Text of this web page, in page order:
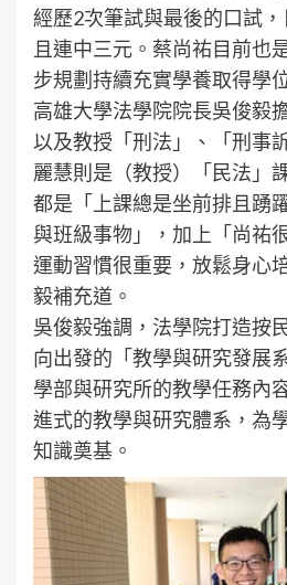
經歷2次筆試與最後的口試
且連中三元。蔡尚祐目前也
步規劃持續充實學養取得學
高雄大學法學院院長吳俊毅
以及教授「刑法」、「刑事
麗慧則是（教授）「民法」
都是「上課總是坐前排且踴
與班級事物」，加上「尚祐
運動習慣很重要，放鬆身心
毅補充道。
吳俊毅強調，法學院打造按
向出發的「教學與研究發展
學部與研究所的教學任務內
進式的教學與研究體系，為
知識奠基。